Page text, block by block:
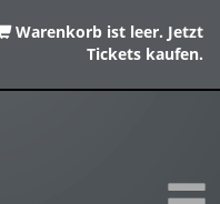
Warenkorb ist leer. Jetzt
Tickets kaufen.